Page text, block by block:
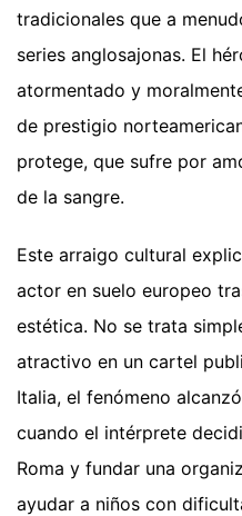
tradicionales que a
series anglosajonas. El
atormentado y
de prestigio
protege, que sufre por
de la sangre.
Este arraigo cultural
actor en suelo europeo
estética. No se trata
atractivo en un cartel
Italia, el fenómeno
cuando el intérprete
Roma y fundar una
ayudar a niños con